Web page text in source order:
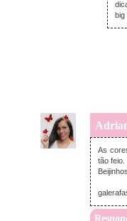
big
As
tão feio.